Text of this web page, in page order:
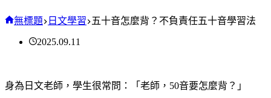
無標題 日文學習 五十音怎麼背？不負責任五十音學習法
2025.09.11
身為日文老師，學生很常問：「老師，50音要怎麼背？」